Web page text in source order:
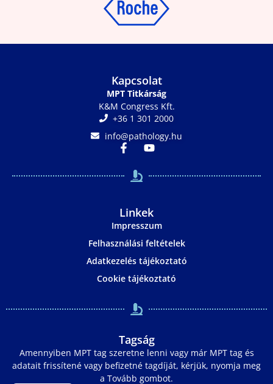
Kapcsolat
MPT Titkárság
K&M Congress Kft.
+36 1 301 2000
info@pathology.hu
Linkek
Impresszum
Felhasználási feltételek
Adatkezelés tájékoztató
Cookie tájékoztató
Tagság
Amennyiben MPT tag szeretne lenni vagy már MPT tag és
adatait frissítené vagy befizetné tagdíját, kérjük, nyomja meg
a Tovább gombot.